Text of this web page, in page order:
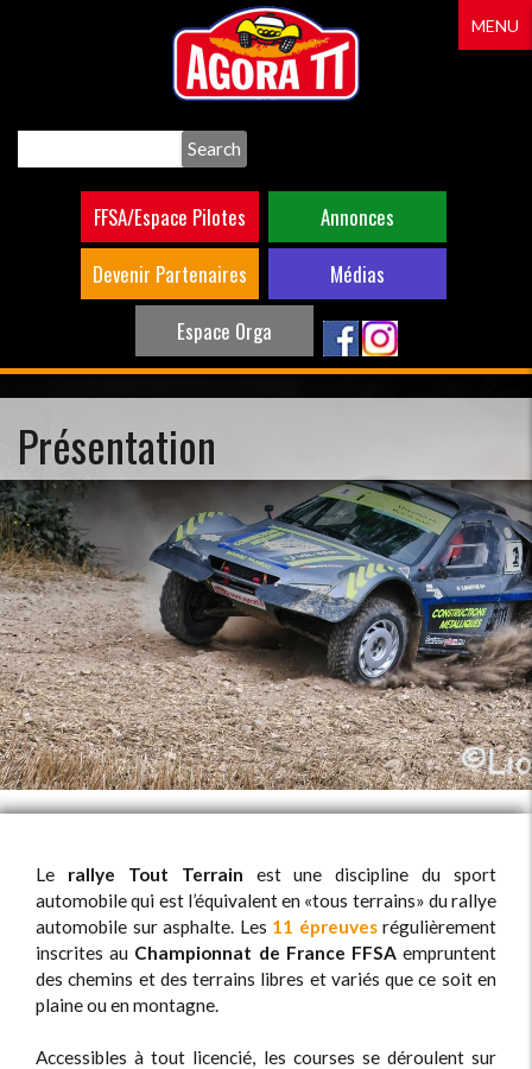
FFSA/Espace Pilotes
Annonces
Devenir Partenaires
Médias
Espace Orga
MENU
Présentation
Le rallye Tout Terrain est une discipline du sport
automobile qui est l’équivalent en «tous terrains» du rallye
automobile sur asphalte. Les 11 épreuvesrégulièrement
inscrites au Championnat de France FFSAempruntent
des chemins et des terrains libres et variés que ce soit en
plaine ou en montagne.
Accessibles à tout licencié, les courses se déroulent sur